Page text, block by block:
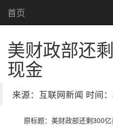
首页
美财政部还
现金
来源：互联网新闻 时间
原标题：美财政部还剩300